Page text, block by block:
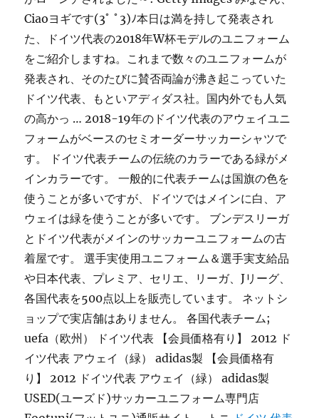
Ciaoヨギです(3ﾟ ﾟ3)ﾉ本日は満を持して発表され
た、ドイツ代表の2018年W杯モデルのユニフォーム
をご紹介しますね。これまで数々のユニフォームが
発表され、そのたびに賛否両論が沸き起こっていた
ドイツ代表、もといアディダス社。国内外でも人気
の高かっ … 2018-19年のドイツ代表のアウェイユニ
フォームがベースのセミオーダーサッカーシャツで
す。 ドイツ代表チームの伝統のカラーである緑がメ
インカラーです。 一般的に代表チームは国旗の色を
使うことが多いですが、ドイツではメインに白、ア
ウェイは緑を使うことが多いです。 ブンデスリーガ
とドイツ代表がメインのサッカーユニフォームの古
着屋です。 選手実使用ユニフォーム＆選手実支給品
や日本代表、プレミア、セリエ、リーガ、Jリーグ、
各国代表を500点以上を販売しています。 ネットシ
ョップで実店舗はありません。 各国代表チーム;
uefa（欧州） ドイツ代表 【会員価格有り】 2012 ド
イツ代表 アウェイ（緑） adidas製 【会員価格有
り】 2012 ドイツ代表 アウェイ（緑） adidas製
USED(ユーズド)サッカーユニフォーム専門店